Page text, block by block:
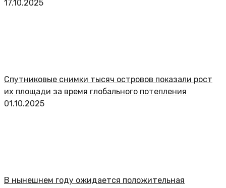
17.10.2025
Спутниковые снимки тысяч островов показали рост
их площади за время глобального потепления
01.10.2025
В нынешнем году ожидается положительная